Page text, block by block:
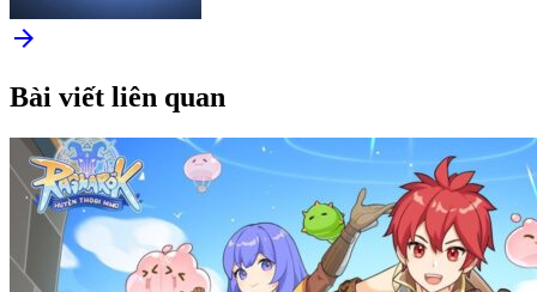
arrow_forward
Bài viết liên quan